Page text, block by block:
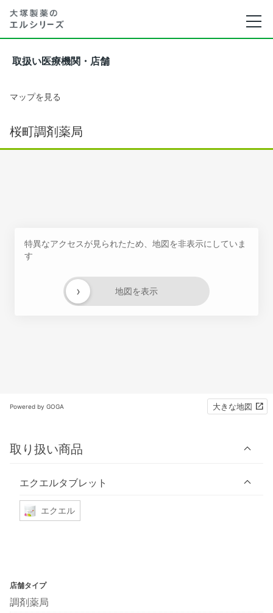
取扱い医療機関・店舗
マップを見る
桜町調剤薬局
特異なアクセスが見られたため、地図を非表示にしていま
す
地図を表示
›
Powered by GOGA 大きな地図
取り扱い商品
エクエルタブレット
エクエル
店舗タイプ
調剤薬局